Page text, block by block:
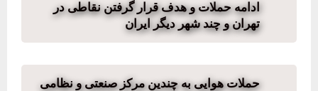
ادامه حملات و هدف قرار گرفتن نقاطی در
تهران و چند شهر دیگر ایران
حملات هوایی به چندین مرکز صنعتی و نظامی